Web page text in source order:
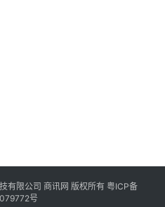
有限公司 商讯网 版权所有 粤ICP备
号